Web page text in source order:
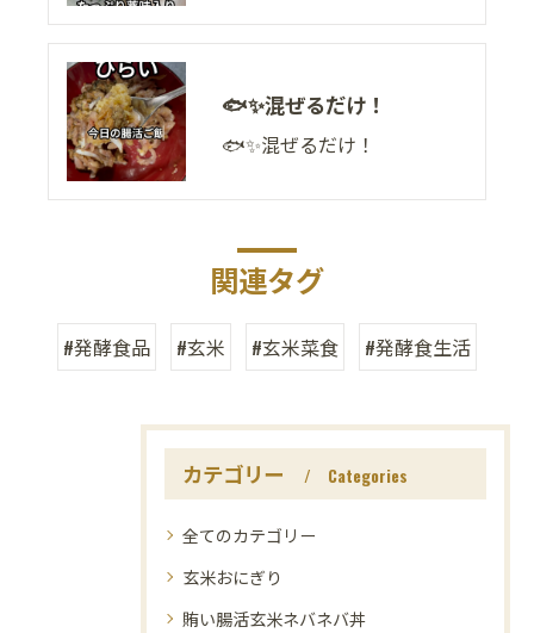
🐟✨混ぜるだけ！
🐟✨混ぜるだけ！
関連タグ
#発酵食品 #玄米 #玄米菜食 #発酵食生活
カテゴリー Categories
全てのカテゴリー
玄米おにぎり
賄い腸活玄米ネバネバ丼